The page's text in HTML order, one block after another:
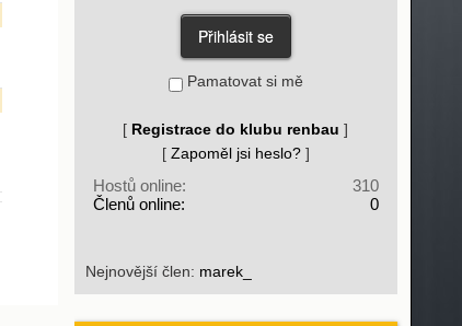
Pamatovat si mě
[ Registrace do klubu renbau ]
[ Zapoměl jsi heslo?]
Hostů online:
310
Členů online:
0
Nejnovější člen: marek_